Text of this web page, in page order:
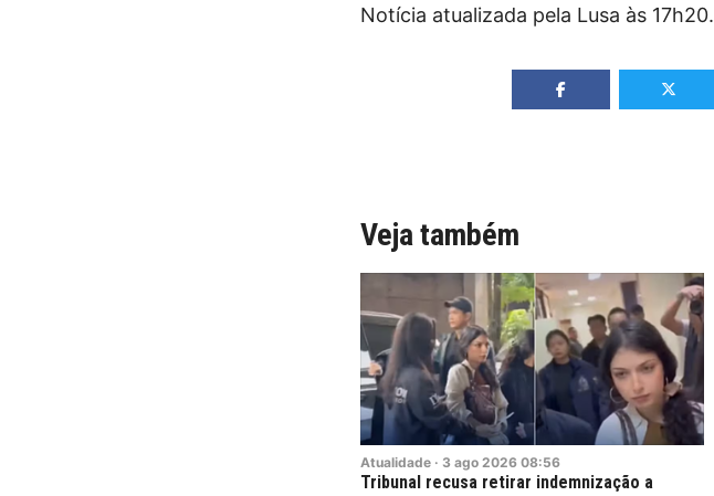
Notícia atualizada pela Lusa às 17h20.
Veja também
Atualidade · 3 ago 2026 08:56
Tribunal recusa retirar indemnização a